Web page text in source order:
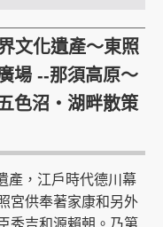
文化遺產～東照
場 --那須高原～
色沼‧湖畔散策
產，江戶時代德川幕
宮供奉著家康和另外